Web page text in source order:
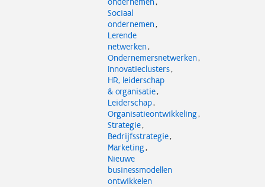
Sociaal
ondernemen
Lerende
netwerken
Ondernemersnetwerken
Innovatieclusters
HR, leiderschap
& organisatie
Leiderschap
Organisatieontwikkeling
Strategie
Bedrijfsstrategie
Marketing
Nieuwe
businessmodellen
ontwikkelen